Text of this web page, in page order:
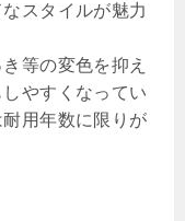
スタイルが魅力
等の変色を抑え
やすくなってい
用年数に限りが